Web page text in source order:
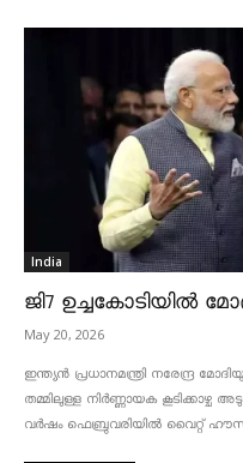
India
ജി7 ഉച്ചകോടിയിൽ
May 20, 2026
ഇന്ത്യൻ പ്രധാനമന്ത്രി നരേന്ദ്ര
തമ്മിലുള്ള നിർണ്ണായക
വർഷം ഫെബ്രുവരിയിൽ വൈറ്റ് ഹൗസിൽ